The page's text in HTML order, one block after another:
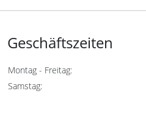
Geschäftszeiten
Montag - Freitag:
Samstag: